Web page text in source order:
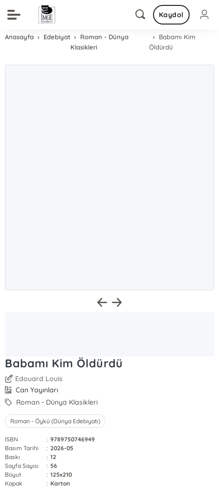
Kaydol
Anasayfa Edebiyat
Roman - Dünya
Klasikleri
Babamı Kim
Öldürdü
Babamı Kim Öldürdü
Edouard Louis
Can Yayınları
Roman - Dünya Klasikleri
Roman - Öykü (Dünya Edebiyatı)
ISBN : 9789750746949
Basım Tarihi
: 2026-05
Baskı
: 12
Sayfa Sayısı
: 56
Boyut
: 125x210
Kapak
: Karton